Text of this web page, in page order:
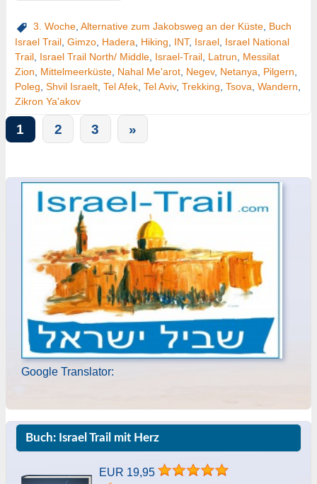
3. Woche, Alternative zum Jakobsweg an der Küste, Buch
Israel Trail, Gimzo, Hadera Hiking INT, Israel, Israel National
Trail, Israel Trail North/ Middle, Israel-Trail, Latrun
Messilat
Zion
Mittelmeerküste, Nahal Me'arot, Negev, Netanya Pilgern
Poleg Shvil Israelt, Tel Afek, Tel Aviv, Trekking Tsova Wandern
Zikron Ya'akov
1 2 3 »
Google Translator:
Buch: Israel Trail mit Herz
EUR 19,95